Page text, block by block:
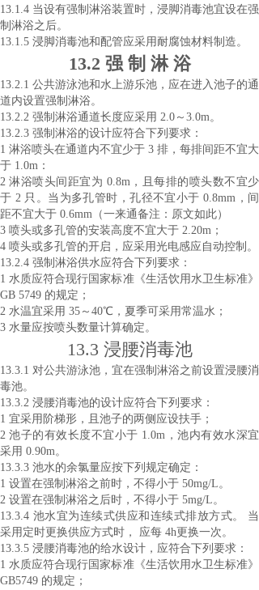
13.1.4 当设有强制淋浴装置时，浸脚消毒池宜设在强
制淋浴之后。
13.1.5 浸脚消毒池和配管应采用耐腐蚀材料制造。
13.2 强 制 淋 浴
13.2.1 公共游泳池和水上游乐池，应在进入池子的通
道内设置强制淋浴。
13.2.2 强制淋浴通道长度应采用 2.0～3.0m。
13.2.3 强制淋浴的设计应符合下列要求：
1 淋浴喷头在通道内不宜少于 3 排，每排间距不宜大
于 1.0m：
2 淋浴喷头间距宜为 0.8m，且每排的喷头数不宜少
于 2 只。当为多孔管时，孔径不宜小于 0.8mm，间
距不宜大于 0.6mm（一来通备注：原文如此）
3 喷头或多孔管的安装高度不宜大于 2.20m；
4 喷头或多孔管的开启，应采用光电感应自动控制。
13.2.4 强制淋浴供水应符合下列要求：
1 水质应符合现行国家标准《生活饮用水卫生标准》
GB 5749 的规定；
2 水温宜采用 35～40℃，夏季可采用常温水；
3 水量应按喷头数量计算确定。
13.3 浸腰消毒池
13.3.1 对公共游泳池，宜在强制淋浴之前设置浸腰消
毒池。
13.3.2 浸腰消毒池的设计应符合下列要求：
1 宜采用阶梯形，且池子的两侧应设扶手；
2 池子的有效长度不宜小于 1.0m，池内有效水深宜
采用 0.90m。
13.3.3 池水的余氯量应按下列规定确定：
1 设置在强制淋浴之前时，不得小于 50mg/L。
2 设置在强制淋浴之后时，不得小于 5mg/L。
13.3.4 池水宜为连续式供应和连续式排放方式。 当
采用定时更换供应方式时， 应每 4h更换一次。
13.3.5 浸腰消毒池的给水设计，应符合下列要求：
1 水质应符合现行国家标准《生活饮用水卫生标准》
GB5749 的规定；